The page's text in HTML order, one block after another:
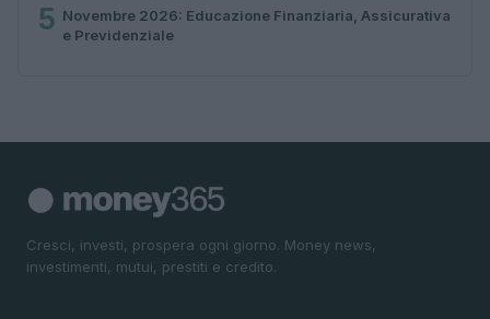
5 Novembre 2026: Educazione Finanziaria, Assicurativa
e Previdenziale
Cresci, investi, prospera ogni giorno. Money news,
investimenti, mutui, prestiti e credito.